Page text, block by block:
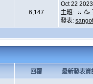
6,147
Oct 22
主題:
🥳
發表:
回覆 最新發表資